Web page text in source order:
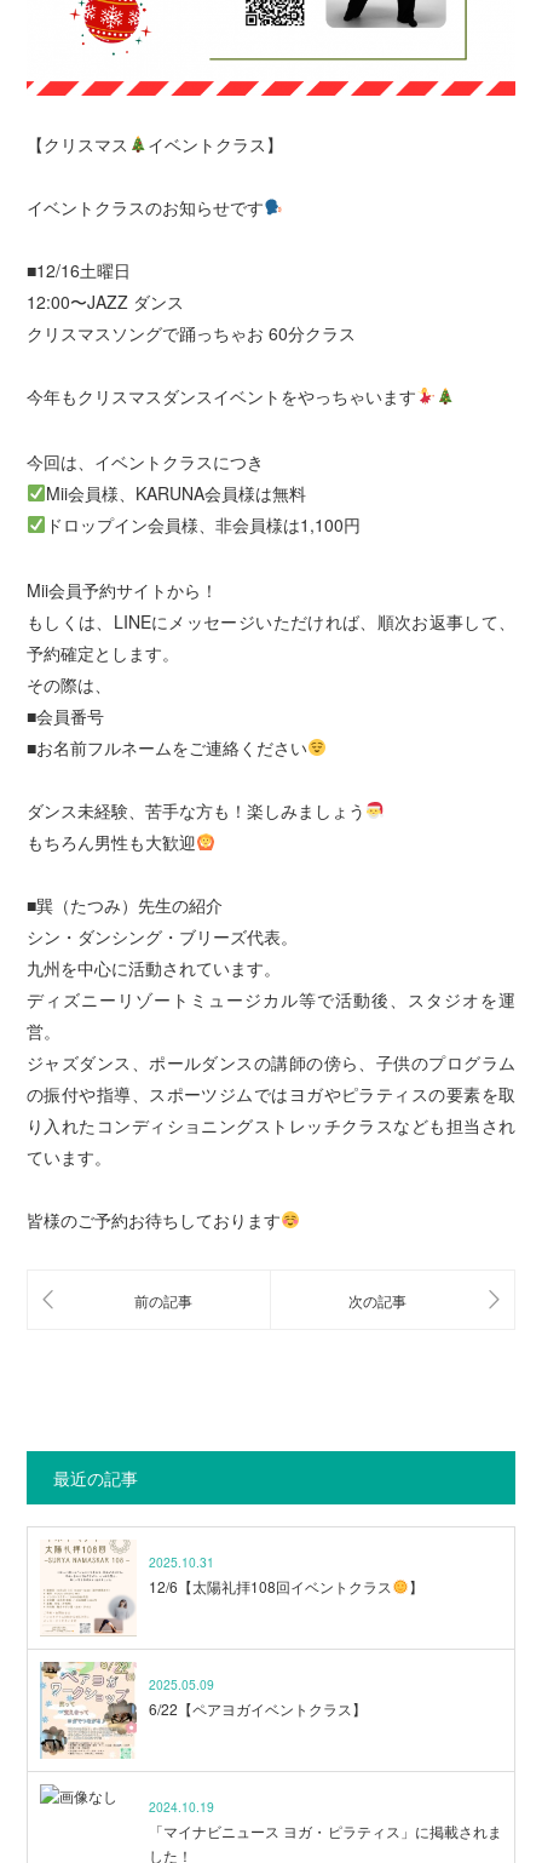
【クリスマス イベントクラス】
イベントクラスのお知らせです
■12/16土曜日
12:00〜JAZZ ダンス
クリスマスソングで踊っちゃお 60分クラス
今年もクリスマスダンスイベントをやっちゃいます
今回は、イベントクラスにつき
Mii会員様、KARUNA会員様は無料
ドロップイン会員様、非会員様は1,100円
Mii会員予約サイトから！
もしくは、LINEにメッセージいただければ、順次お返事して、
予約確定とします。
その際は、
■会員番号
■お名前フルネームをご連絡ください
ダンス未経験、苦手な方も！楽しみましょう
もちろん男性も大歓迎
■巽（たつみ）先生の紹介
シン・ダンシング・ブリーズ代表。
九州を中心に活動されています。
ディズニーリゾートミュージカル等で活動後、スタジオを運
営。
ジャズダンス、ポールダンスの講師の傍ら、子供のプログラム
の振付や指導、スポーツジムではヨガやピラティスの要素を取
り入れたコンディショニングストレッチクラスなども担当され
ています。
皆様のご予約お待ちしております
最近の記事
2025.10.31
12/6【太陽礼拝108回イベントクラス 】
2025.05.09
6/22【ペアヨガイベントクラス】
2024.10.19
「マイナビニュース ヨガ・ピラティス」に掲載されま
した！